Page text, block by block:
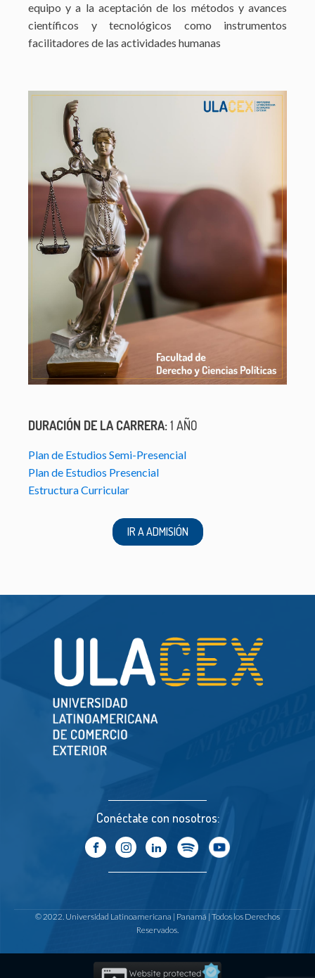
DURACIÓN DE LA CARRERA:1 AÑO
Plan de Estudios Semi-Presencial
Plan de Estudios Presencial
Estructura Curricular
IR A ADMISIÓN
equipo y a la aceptación de los métodos y avances
científicos y tecnológicos como instrumentos
facilitadores de las actividades humanas
Conéctate con nosotros:
© 2022. Universidad Latinoamericana | Panamá | Todos los Derechos
Reservados.